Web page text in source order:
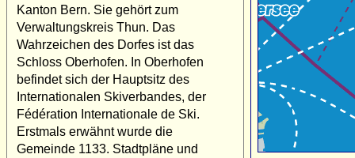
Kanton Bern. Sie gehört zum
Verwaltungskreis Thun. Das
Wahrzeichen des Dorfes ist das
Schloss Oberhofen. In Oberhofen
befindet sich der Hauptsitz des
Internationalen Skiverbandes, der
Fédération Internationale de Ski.
Erstmals erwähnt wurde die
Gemeinde 1133. Stadtpläne und